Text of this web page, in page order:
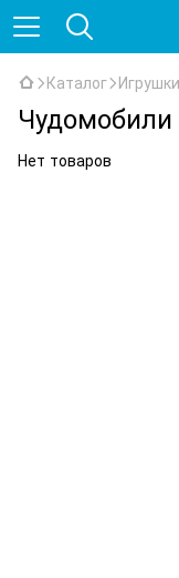
Каталог Игрушки
Чудомобили
Нет товаров